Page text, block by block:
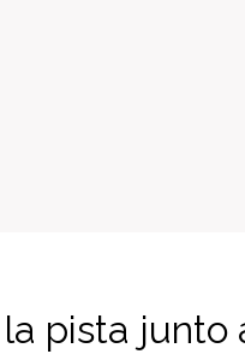
pista junto